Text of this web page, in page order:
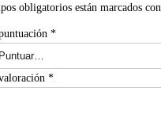
obligatorios están marcados con
*
*